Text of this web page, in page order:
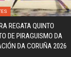
REGATA QUINTO
DE PIRAGUISMO DA
DA CORUÑA 2026